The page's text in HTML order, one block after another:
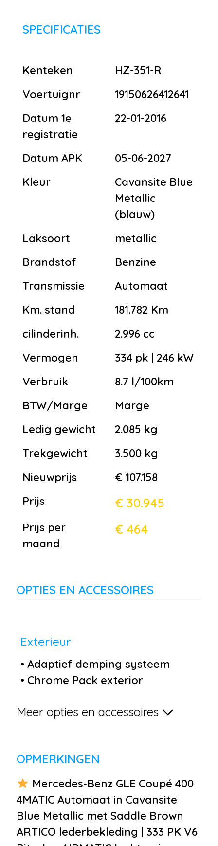
SPECIFICATIES
Kenteken
HZ-351-R
Voertuignr
19150626412641
Datum 1e
registratie
22-01-2016
Datum APK
05-06-2027
Kleur
Cavansite Blue
Metallic
(blauw)
Laksoort
metallic
Brandstof
Benzine
Transmissie
Automaat
Km. stand
181.782 Km
cilinderinh.
2.996 cc
Vermogen
334 pk | 246 kW
Verbruik
8.7 l/100km
BTW/Marge
Marge
Ledig gewicht
2.085 kg
Trekgewicht
3.500 kg
Nieuwprijs
€ 107.158
Prijs
€ 30.945
Prijs per
maand
€ 464
OPTIES EN ACCESSOIRES
Exterieur
• Adaptief demping systeem
• Chrome Pack exterior
remkrachtverdeling
•LED koplampen
• Metaalkleur
•Parkeer assistent
•Parkeersensor voor en achter
• Trekhaak afneembaar
•Achterspoiler
Meer opties en accessoires
OPMERKINGEN
Mercedes-Benz GLE Coupé 400
4MATIC Automaat in Cavansite
Blue Metallic met Saddle Brown
ARTICO lederbekleding | 333 PK V6